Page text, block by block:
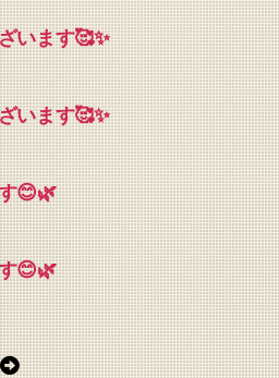
います🥰✨
います🥰✨
😊🌿
😊🌿